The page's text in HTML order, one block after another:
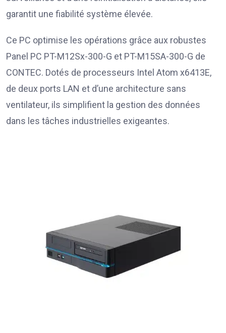
garantit une fiabilité système élevée.
Ce PC optimise les opérations grâce aux robustes
Panel PC PT-M12Sx-300-G et PT-M15SA-300-G de
CONTEC. Dotés de processeurs Intel Atom x6413E,
de deux ports LAN et d’une architecture sans
ventilateur, ils simplifient la gestion des données
dans les tâches industrielles exigeantes.